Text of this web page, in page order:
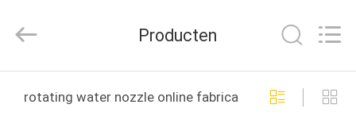
water
co,.ltd.
Reserved.
Producten
rotating water nozzle online fabricage